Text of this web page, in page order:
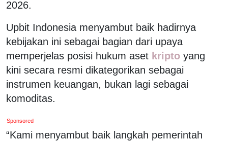
2026.
Upbit Indonesia menyambut baik hadirnya
kebijakan ini sebagai bagian dari upaya
memperjelas posisi hukum aset kripto yang
kini secara resmi dikategorikan sebagai
instrumen keuangan, bukan lagi sebagai
komoditas.
Sponsored
“Kami menyambut baik langkah pemerintah